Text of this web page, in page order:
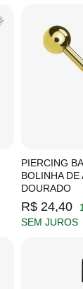
PIERCING
BOLINHA
DOURADO
R$ 24,40
SEM JUROS